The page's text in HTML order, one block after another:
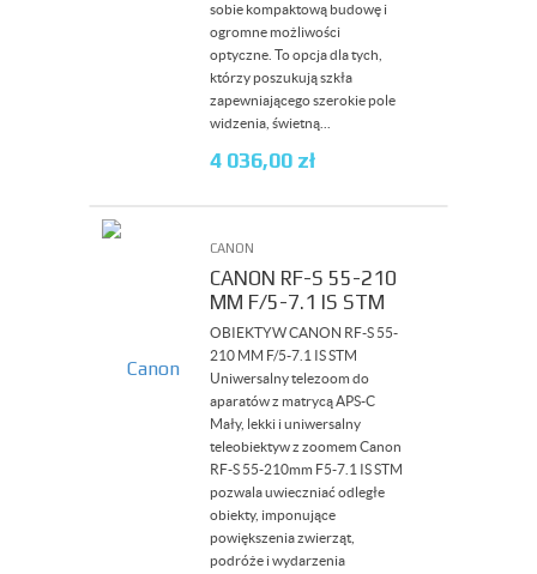
sobie kompaktową budowę i
ogromne możliwości
optyczne. To opcja dla tych,
którzy poszukują szkła
zapewniającego szerokie pole
widzenia, świetną...
4 036,00 zł
CANON
CANON RF-S 55-210
MM F/5-7.1 IS STM
OBIEKTYW CANON RF-S 55-
210 MM F/5-7.1 IS STM
Uniwersalny telezoom do
aparatów z matrycą APS-C
Mały, lekki i uniwersalny
teleobiektyw z zoomem Canon
RF-S 55-210mm F5-7.1 IS STM
pozwala uwieczniać odległe
obiekty, imponujące
powiększenia zwierząt,
podróże i wydarzenia